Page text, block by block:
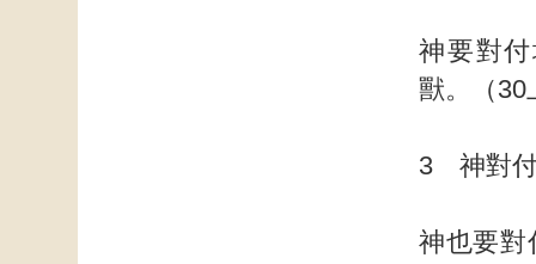
神要對
獸。（30
3 神對
神也要對